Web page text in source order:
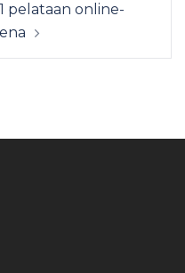
pelataan online-